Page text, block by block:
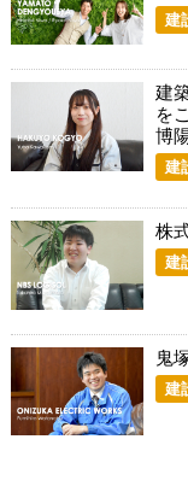
建
建
を
博
建
株
建
鬼
建